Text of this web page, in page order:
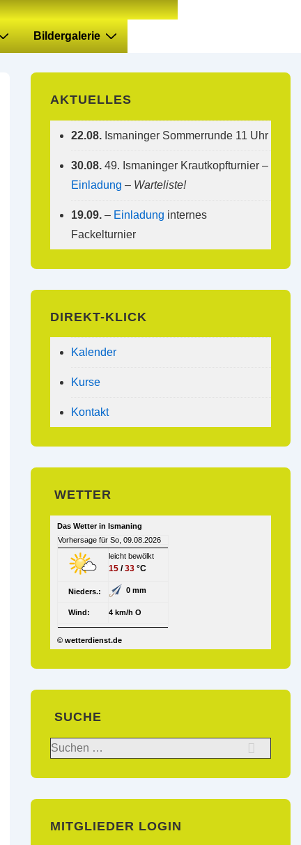
Bildergalerie
AKTUELLES
22.08. Ismaninger Sommerrunde 11 Uhr
30.08. 49. Ismaninger Krautkopfturnier –
Einladung – Warteliste!
19.09. – Einladung internes
Fackelturnier
DIREKT-KLICK
Kalender
Kurse
Kontakt
WETTER
Das Wetter in Ismaning
Vorhersage für So, 09.08.2026
leicht bewölkt
15/33°C
Nieders.: 0 mm
Wind: 4 km/h O
© wetterdienst.de
SUCHE
Suchen
nach:
MITGLIEDER LOGIN